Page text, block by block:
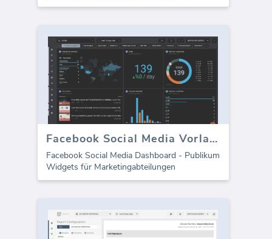
Facebook Social Media Vorlage - Zielgruppenmetriken
Facebook Social Media Dashboard - Publikum
Widgets für Marketingabteilungen